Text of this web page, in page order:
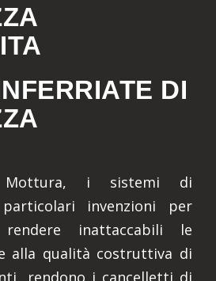
DI
Mottura, i sistemi di
invenzioni per
inattaccabili le
alla qualità costruttiva di